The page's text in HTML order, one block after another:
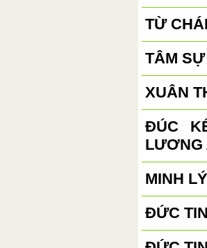
TỪ
TÂM
XUÂN
ĐÚC
LƯƠNG
MINH
ĐỨC